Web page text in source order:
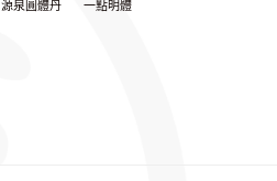
源泉圓體丹 一點明體